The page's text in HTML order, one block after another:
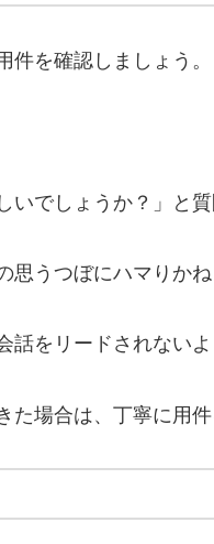
件を確認しましょう。
でしょうか？」と
うつぼにハマりかね
をリードされないよ
場合は、丁寧に用件